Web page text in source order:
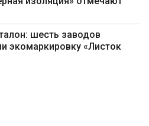
шесть заводов
экомаркировку «Листок